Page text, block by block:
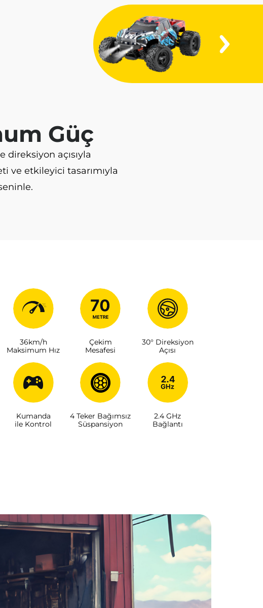
Güç
direksiyon açısıyla
ve etkileyici tasarımıyla
36km/h
Maksimum Hız
Çekim
Mesafesi
30° Direksiyon
Açısı
Kumanda
ile Kontrol
4 Teker Bağımsız
Süspansiyon
2.4 GHz
Bağlantı